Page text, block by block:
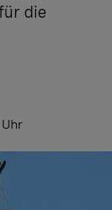
die